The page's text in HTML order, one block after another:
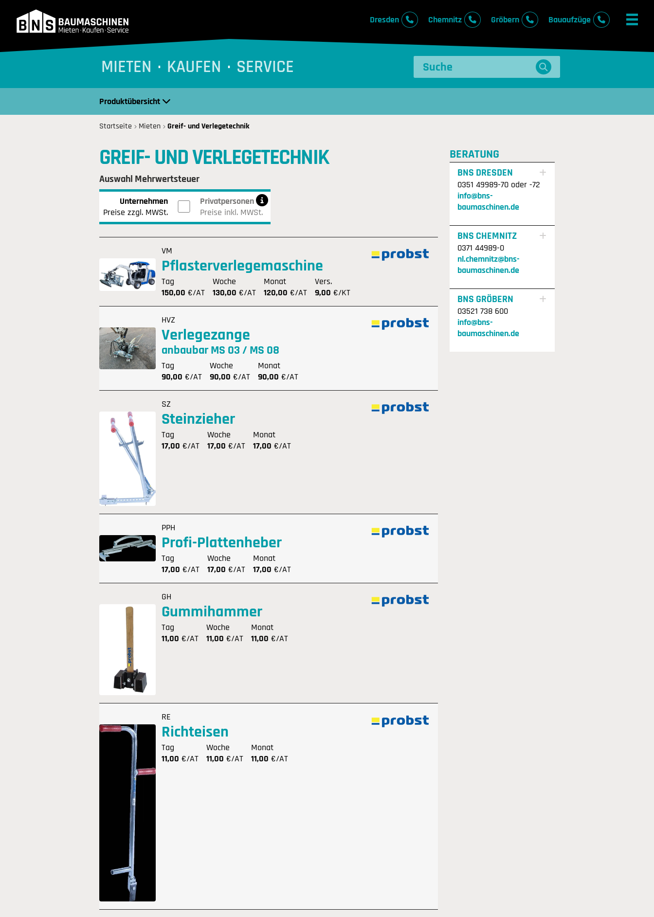
Dresden
Chemnitz Gröbern Bauaufzüge
MIETEN KAUFEN SERVICE
Produktübersicht
Startseite Mieten Greif- und Verlegetechnik
GREIF- UND VERLEGETECHNIK
Auswahl Mehrwertsteuer
Unternehmen
Preise zzgl. MWSt.
Privatpersonen
Preise inkl. MWSt.
VM
Pflasterverlegemaschine
Tag
150,00 €/AT
Woche
130,00 €/AT
Monat
120,00 €/AT
Vers.
9,00 €/KT
HVZ
Verlegezange
anbaubar MS 03 / MS 08
Tag
90,00 €/AT
Woche
90,00 €/AT
Monat
90,00 €/AT
SZ
Steinzieher
Tag
17,00 €/AT
Woche
17,00 €/AT
Monat
17,00 €/AT
PPH
Profi-Plattenheber
Tag
17,00 €/AT
Woche
17,00 €/AT
Monat
17,00 €/AT
GH
Gummihammer
Tag
11,00 €/AT
Woche
11,00 €/AT
Monat
11,00 €/AT
RE
Richteisen
Tag
11,00 €/AT
Woche
11,00 €/AT
Monat
11,00 €/AT
BERATUNG
BNS DRESDEN
0351 49989-70 oder -72
info@bns-
baumaschinen.de
BNS CHEMNITZ
0371 44989-0
nl.chemnitz@bns-
baumaschinen.de
BNS GRÖBERN
03521 738 600
info@bns-
baumaschinen.de